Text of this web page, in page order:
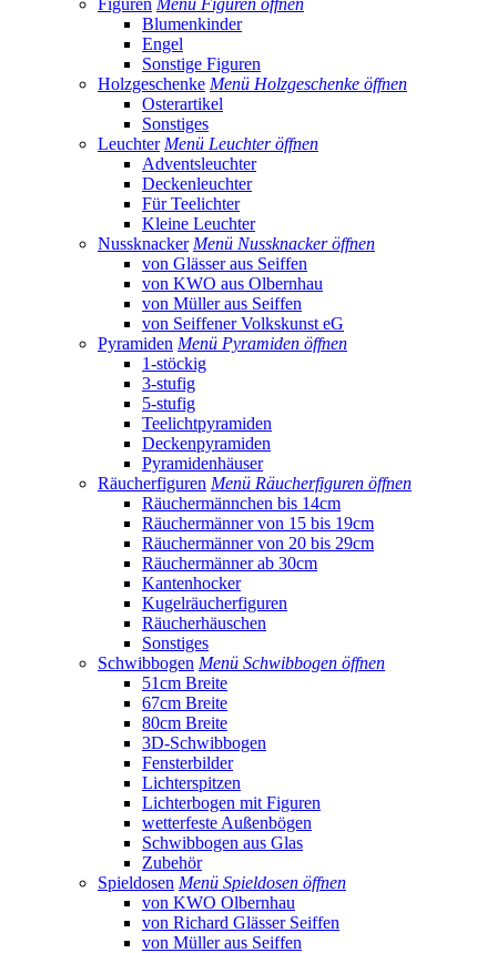
Figuren Menü Figuren öffnen
Blumenkinder
Engel
Sonstige Figuren
Holzgeschenke Menü Holzgeschenke öffnen
Osterartikel
Sonstiges
Leuchter Menü Leuchter öffnen
Adventsleuchter
Deckenleuchter
Für Teelichter
Kleine Leuchter
Nussknacker Menü Nussknacker öffnen
von Glässer aus Seiffen
von KWO aus Olbernhau
von Müller aus Seiffen
von Seiffener Volkskunst eG
Pyramiden Menü Pyramiden öffnen
1-stöckig
3-stufig
5-stufig
Teelichtpyramiden
Deckenpyramiden
Pyramidenhäuser
Räucherfiguren Menü Räucherfiguren öffnen
Räuchermännchen bis 14cm
Räuchermänner von 15 bis 19cm
Räuchermänner von 20 bis 29cm
Räuchermänner ab 30cm
Kantenhocker
Kugelräucherfiguren
Räucherhäuschen
Sonstiges
Schwibbogen Menü Schwibbogen öffnen
51cm Breite
67cm Breite
80cm Breite
3D-Schwibbogen
Fensterbilder
Lichterspitzen
Lichterbogen mit Figuren
wetterfeste Außenbögen
Schwibbogen aus Glas
Zubehör
Spieldosen Menü Spieldosen öffnen
von KWO Olbernhau
von Richard Glässer Seiffen
von Müller aus Seiffen